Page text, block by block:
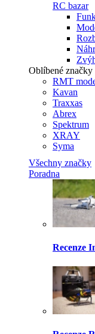
RC bazar
Oblíbené značky
RMT
Kavan
Traxxas
Abrex
Spektrum
XRAY
Syma
Všechny značky
Poradna
Recenze